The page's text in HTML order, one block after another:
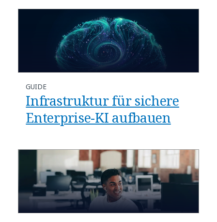
GUIDE
Infrastruktur für sichere
Enterprise-KI aufbauen